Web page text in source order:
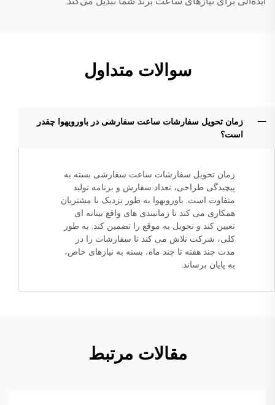
سوالات متداول
زمان تحویل سفارشات ساعت سفارشی در باورویهوا چقدر
است؟
زمان تحویل سفارشات ساعت سفارشی بسته به
پیچیدگی طراحی، تعداد سفارش و برنامه تولید
متفاوت است. باورویهوا به طور نزدیک با مشتریان
همکاری می کند تا زمانبندی های واقع بینانه ای
تعیین کند و تحویل به موقع را تضمین کند. به طور
کلی، شرکت تلاش می کند تا سفارشات را در
مدت چند هفته تا چند ماه، بسته به نیازهای خاص،
به پایان برساند.
مقالات مرتبط